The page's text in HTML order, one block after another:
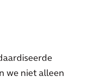
we niet alleen